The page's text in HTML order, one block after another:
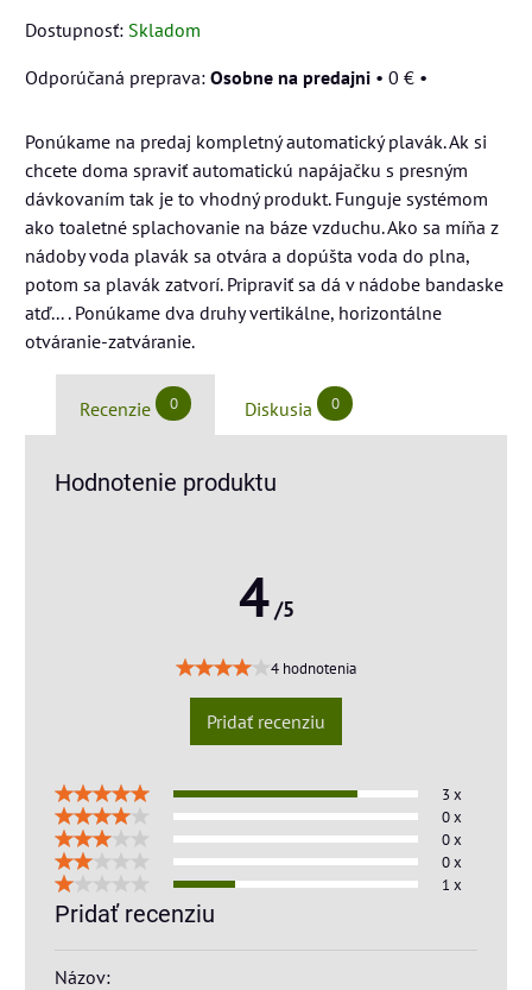
Dostupnosť: Skladom
Osobne na predajni • 0 € •
Ponúkame na predaj kompletný automatický plavák. Ak si
chcete doma spraviť automatickú napájačku s presným
dávkovaním tak je to vhodný produkt. Funguje systémom
ako toaletné splachovanie na báze vzduchu. Ako sa míňa z
nádoby voda plavák sa otvára a dopúšta voda do plna,
potom sa plavák zatvorí. Pripraviť sa dá v nádobe bandaske
atď... . Ponúkame dva druhy vertikálne, horizontálne
otváranie-zatváranie.
Recenzie 0 Diskusia 0
Hodnotenie produktu
4/5
4 hodnotenia
Pridať recenziu
3 x
0 x
0 x
0 x
1 x
Pridať recenziu
Názov: